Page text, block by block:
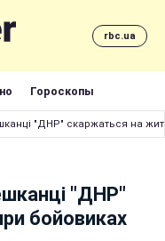
rbc.ua
Гороскопы
"ДНР" скаржаться на
"ДНР"
бойовиках